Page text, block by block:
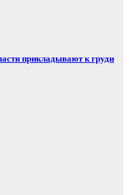
прикладывают к груди